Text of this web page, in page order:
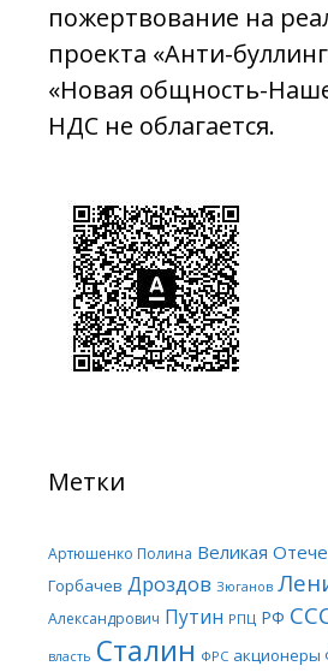
пожертвование на
проекта «Анти-
«Новая общность-
НДС не облагается.
Метки
Артюшенко Полина Великая
Горбачев Дроздов Зюганов
Александрович Путин РПЦ РФ
власть Сталин ФРС акционеры